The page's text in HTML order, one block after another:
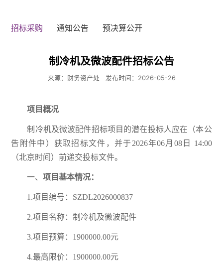
招标采购 通知公告 预决算公开
制冷机及微波配件招标公告
来源：财务资产处 发布时间：2026-05-26
项目概况
制冷机及微波配件招标项目的潜在投标人应在（本公
告附件中）获取招标文件，并于2026年06月08日 14:00
（北京时间）前递交投标文件。
一、项目基本情况：
1.项目编号：SZDL2026000837
2.项目名称：制冷机及微波配件
3.项目预算：1900000.00元
4.最高限价：1900000.00元